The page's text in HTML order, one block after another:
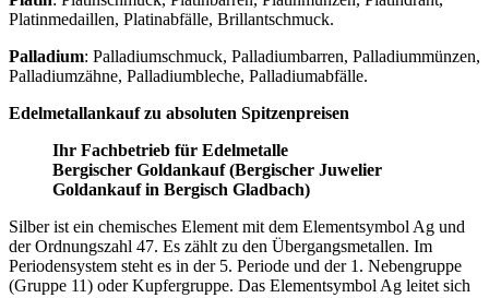
Platinmedaillen, Platinabfälle, Brillantschmuck.
Palladium: Palladiumschmuck, Palladiumbarren, Palladiummünzen,
Palladiumzähne, Palladiumbleche, Palladiumabfälle.
Edelmetallankauf zu absoluten Spitzenpreisen
Ihr Fachbetrieb für Edelmetalle
Bergischer Goldankauf (Bergischer Juwelier
Goldankauf in Bergisch Gladbach)
Silber ist ein chemisches Element mit dem Elementsymbol Ag und
der Ordnungszahl 47. Es zählt zu den Übergangsmetallen. Im
Periodensystem steht es in der 5. Periode und der 1. Nebengruppe
(Gruppe 11) oder Kupfergruppe. Das Elementsymbol Ag leitet sich